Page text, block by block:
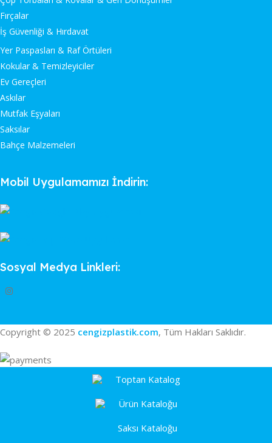
Fırçalar
İş Güvenliği & Hırdavat
Yer Paspasları & Raf Örtüleri
Kokular & Temizleyiciler
Ev Gereçleri
Askılar
Mutfak Eşyaları
Saksılar
Bahçe Malzemeleri
Mobil Uygulamamızı İndirin:
Sosyal Medya Linkleri:
Copyright © 2025 cengizplastik.com, Tüm Hakları Saklıdır.
Toptan Katalog
Ürün Kataloğu
Saksı Kataloğu